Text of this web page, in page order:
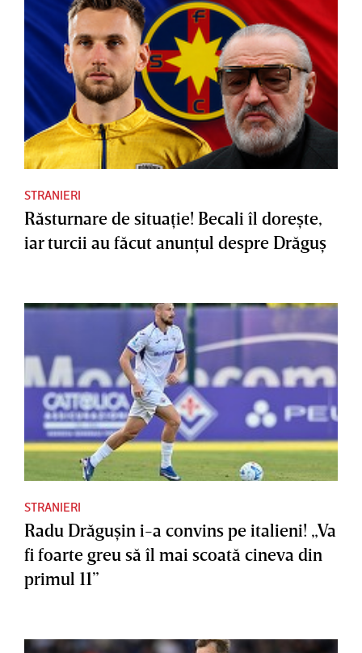
STRANIERI
Răsturnare de situaţie! Becali îl doreşte,
iar turcii au făcut anunţul despre Drăguş
STRANIERI
Radu Drăguşin i-a convins pe italieni! „Va
fi foarte greu să îl mai scoată cineva din
primul 11”